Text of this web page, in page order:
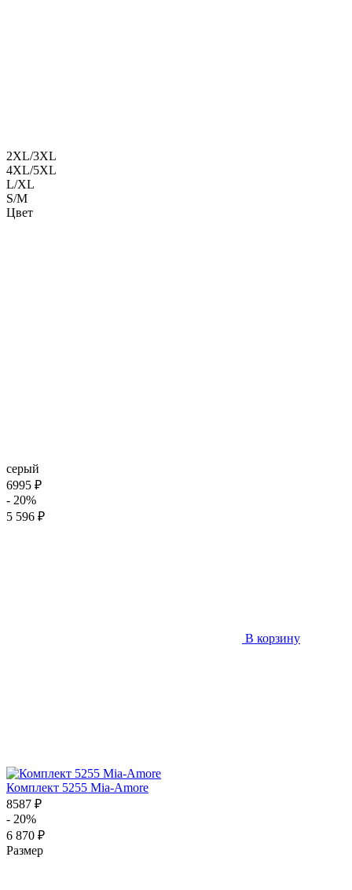
2XL/3XL
4XL/5XL
L/XL
S/M
Цвет
серый
6995 ₽
- 20%
5 596 ₽
В корзину
Комплект 5255 Mia-Amore
8587 ₽
- 20%
6 870 ₽
Размер